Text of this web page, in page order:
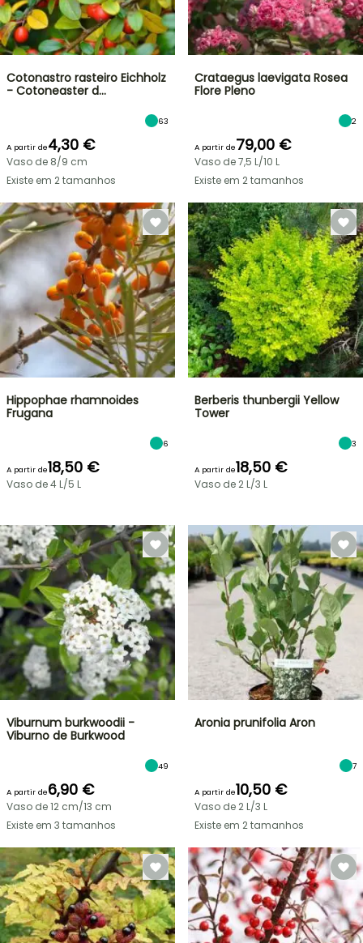
Cotonastro rasteiro Eichholz
- Cotoneaster d…
63
A partir de4,30 €
Vaso de 8/9 cm
Existe em 2 tamanhos
Crataegus laevigata Rosea
Flore Pleno
2
A partir de79,00 €
Vaso de 7,5 L/10 L
Existe em 2 tamanhos
Hippophae rhamnoides
Frugana
6
A partir de18,50 €
Vaso de 4 L/5 L
Berberis thunbergii Yellow
Tower
3
A partir de18,50 €
Vaso de 2 L/3 L
Viburnum burkwoodii -
Viburno de Burkwood
49
A partir de6,90 €
Vaso de 12 cm/13 cm
Existe em 3 tamanhos
Aronia prunifolia Aron
7
A partir de10,50 €
Vaso de 2 L/3 L
Existe em 2 tamanhos